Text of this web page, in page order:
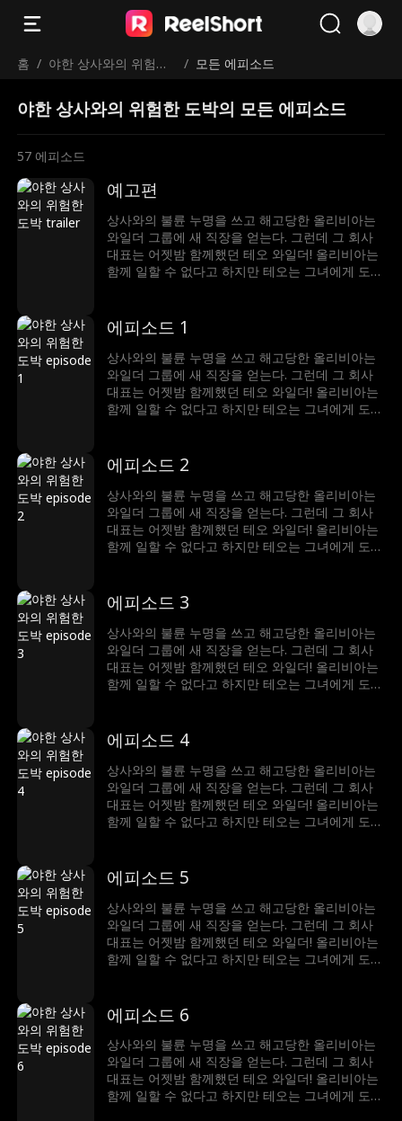
홈 / 야한 상사와의 위험한
/ 모든 에피소드
야한 상사와의 위험한 도박의 모든 에피소드
57 에피소드
예고편
상사와의 불륜 누명을 쓰고 해고당한 올리비아는
와일더 그룹에 새 직장을 얻는다. 그런데 그 회사
대표는 어젯밤 함께했던 테오 와일더! 올리비아는
함께 일할 수 없다고 하지만 테오는 그녀에게 도전
내기한다. 그러나 섹시한 보스의 공격 앞에 그녀는
얼마나 버틸 수 있을까?
에피소드 1
상사와의 불륜 누명을 쓰고 해고당한 올리비아는
와일더 그룹에 새 직장을 얻는다. 그런데 그 회사
대표는 어젯밤 함께했던 테오 와일더! 올리비아는
함께 일할 수 없다고 하지만 테오는 그녀에게 도전
내기한다. 그러나 섹시한 보스의 공격 앞에 그녀는
얼마나 버틸 수 있을까?
에피소드 2
상사와의 불륜 누명을 쓰고 해고당한 올리비아는
와일더 그룹에 새 직장을 얻는다. 그런데 그 회사
대표는 어젯밤 함께했던 테오 와일더! 올리비아는
함께 일할 수 없다고 하지만 테오는 그녀에게 도전
내기한다. 그러나 섹시한 보스의 공격 앞에 그녀는
얼마나 버틸 수 있을까?
에피소드 3
상사와의 불륜 누명을 쓰고 해고당한 올리비아는
와일더 그룹에 새 직장을 얻는다. 그런데 그 회사
대표는 어젯밤 함께했던 테오 와일더! 올리비아는
함께 일할 수 없다고 하지만 테오는 그녀에게 도전
내기한다. 그러나 섹시한 보스의 공격 앞에 그녀는
얼마나 버틸 수 있을까?
에피소드 4
상사와의 불륜 누명을 쓰고 해고당한 올리비아는
와일더 그룹에 새 직장을 얻는다. 그런데 그 회사
대표는 어젯밤 함께했던 테오 와일더! 올리비아는
함께 일할 수 없다고 하지만 테오는 그녀에게 도전
내기한다. 그러나 섹시한 보스의 공격 앞에 그녀는
얼마나 버틸 수 있을까?
에피소드 5
상사와의 불륜 누명을 쓰고 해고당한 올리비아는
와일더 그룹에 새 직장을 얻는다. 그런데 그 회사
대표는 어젯밤 함께했던 테오 와일더! 올리비아는
함께 일할 수 없다고 하지만 테오는 그녀에게 도전
내기한다. 그러나 섹시한 보스의 공격 앞에 그녀는
얼마나 버틸 수 있을까?
에피소드 6
상사와의 불륜 누명을 쓰고 해고당한 올리비아는
와일더 그룹에 새 직장을 얻는다. 그런데 그 회사
대표는 어젯밤 함께했던 테오 와일더! 올리비아는
함께 일할 수 없다고 하지만 테오는 그녀에게 도전